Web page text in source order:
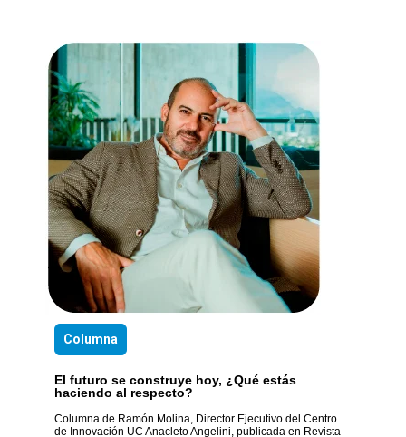
Columna
El futuro se construye hoy, ¿Qué estás
haciendo al respecto?
Columna de Ramón Molina, Director Ejecutivo del Centro
de Innovación UC Anacleto Angelini, publicada en Revista